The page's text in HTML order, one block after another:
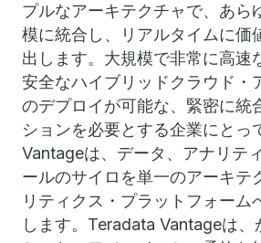
プルなアーキテクチャで、あら
模に統合し、リアルタイムに価
出します。大規模で非常に高速
安全なハイブリッドクラウド・
のデプロイが可能な、緊密に統
ションを必要とする企業にとっ
Vantageは、データ、アナリテ
ールのサイロを単一のアーキテ
リティクス・プラットフォーム
します。Teradata Vantageは、